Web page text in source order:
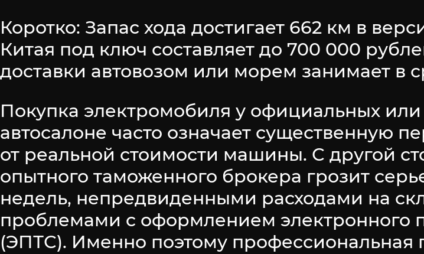
Коротко: Запас хода достигает 662 км в
Китая под ключ составляет до 700 000
доставки автовозом или морем занимает в
Покупка электромобиля у официальных
автосалоне часто означает существенную
от реальной стоимости машины. С другой
опытного таможенного брокера грозит
недель, непредвиденными расходами на
проблемами с оформлением электронного
(ЭПТС). Именно поэтому профессиональная